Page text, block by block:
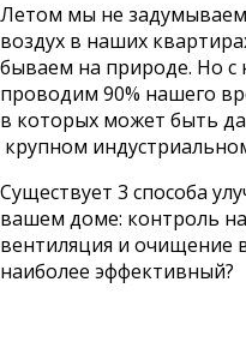
Летом мы не
воздух в наших
бываем на природе. Но с
проводим 90% нашего
в которых может быть
крупном
Существует 3 способа
вашем доме: контроль
вентиляция и очищение
наиболее эффективный?